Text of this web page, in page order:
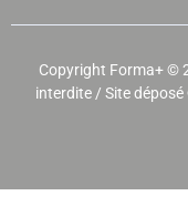
Copyright Forma+ ©
interdite / Site